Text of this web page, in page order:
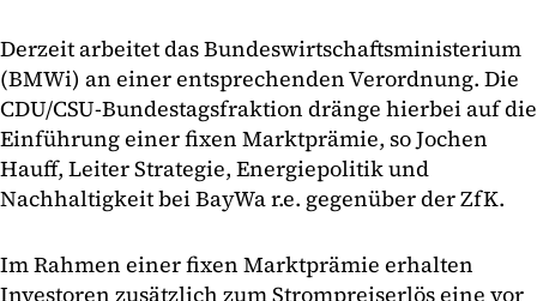
Derzeit arbeitet das Bundeswirtschaftsministerium
(BMWi) an einer entsprechenden Verordnung. Die
CDU/CSU-Bundestagsfraktion dränge hierbei auf die
Einführung einer fixen Marktprämie, so Jochen
Hauff, Leiter Strategie, Energiepolitik und
Nachhaltigkeit bei BayWa r.e. gegenüber der ZfK.
Im Rahmen einer fixen Marktprämie erhalten
Investoren zusätzlich zum Strompreiserlös eine vor